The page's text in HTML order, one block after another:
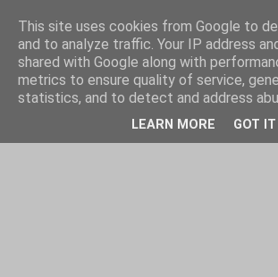
This site uses cookies from Google to
and to analyze traffic. Your IP address
shared with Google along with
metrics to ensure quality of service,
statistics, and to detect and address
LEARN MORE GOT IT